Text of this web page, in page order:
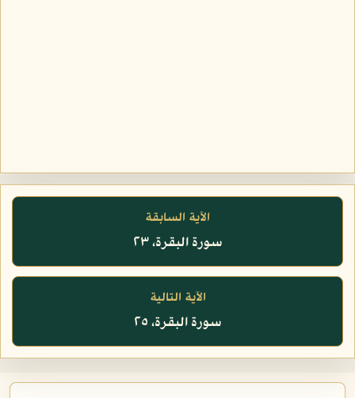
الآية السابقة
سورة البقرة، ٢٣
الآية التالية
سورة البقرة، ٢٥